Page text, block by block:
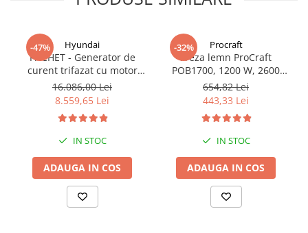
-47% Hyundai
PACHET - Generator de
curent trifazat cu motor
diesel Hyundai DHY8600SE-
T, putere motor 12 CP,
Putere maxima 7.9 kVA,
tensiune 380 / 220 V +
Automatizare trifazata
ATS12-3P
16.086,00 Lei
8.559,65 Lei
IN STOC
ADAUGA IN COS
-32% Procraft
Freza lemn ProCraft
POB1700, 1200 W, 2600
Rpm cu 12 freze pentru
lemn incluse in pachet
654,82 Lei
443,33 Lei
IN STOC
ADAUGA IN COS